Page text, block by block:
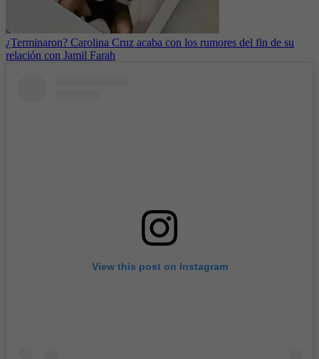
¿Terminaron? Carolina Cruz acaba con los rumores del fin de su
relación con Jamil Farah
View this post on Instagram